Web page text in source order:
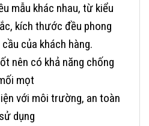
mẫu khác nhau, từ kiểu
kích thước đều phong
của khách hàng.
nên có khả năng chống
mọt
với môi trường, an toàn
dụng